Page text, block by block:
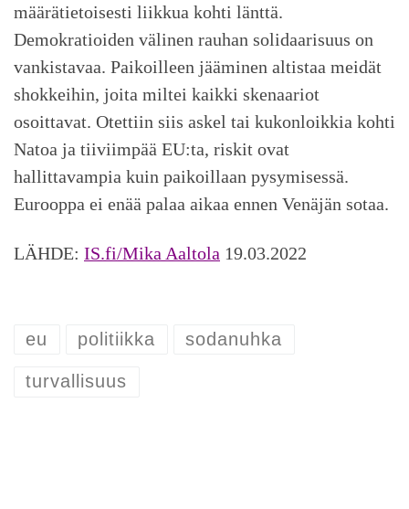
määrätietoisesti liikkua kohti länttä.
Demokratioiden välinen rauhan solidaarisuus on
vankistavaa. Paikoilleen jääminen altistaa meidät
shokkeihin, joita miltei kaikki skenaariot
osoittavat. Otettiin siis askel tai kukonloikkia kohti
Natoa ja tiiviimpää EU:ta, riskit ovat
hallittavampia kuin paikoillaan pysymisessä.
Eurooppa ei enää palaa aikaa ennen Venäjän sotaa.
LÄHDE: IS.fi/Mika Aaltola 19.03.2022
eu politiikka sodanuhka
turvallisuus